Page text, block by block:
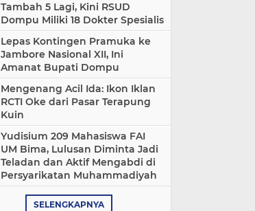
Tambah 5 Lagi, Kini RSUD
Dompu Miliki 18 Dokter Spesialis
Lepas Kontingen Pramuka ke
Jambore Nasional XII, Ini
Amanat Bupati Dompu
Mengenang Acil Ida: Ikon Iklan
RCTI Oke dari Pasar Terapung
Kuin
Yudisium 209 Mahasiswa FAI
UM Bima, Lulusan Diminta Jadi
Teladan dan Aktif Mengabdi di
Persyarikatan Muhammadiyah
SELENGKAPNYA